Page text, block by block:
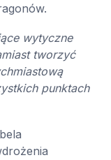
wytyczne
tworzyć
punktach